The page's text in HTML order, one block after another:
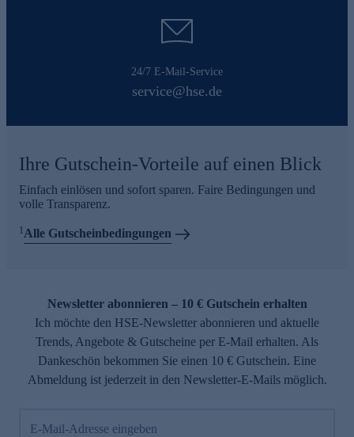
24/7 E-Mail-Service
service@hse.de
Ihre Gutschein-Vorteile auf einen Blick
Einfach einlösen und sofort sparen. Faire Bedingungen und
volle Transparenz.
1Alle Gutscheinbedingungen
Newsletter abonnieren – 10 € Gutschein erhalten
Ich möchte den HSE-Newsletter abonnieren und aktuelle
Trends, Angebote & Gutscheine per E-Mail erhalten. Als
Dankeschön bekommen Sie einen 10 € Gutschein. Eine
Abmeldung ist jederzeit in den Newsletter-E-Mails möglich.
E-Mail-Adresse eingeben